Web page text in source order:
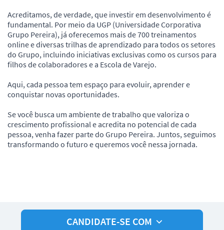
Acreditamos, de verdade, que investir em desenvolvimento é
fundamental. Por meio da UGP (Universidade Corporativa
Grupo Pereira), já oferecemos mais de 700 treinamentos
online e diversas trilhas de aprendizado para todos os setores
do Grupo, incluindo iniciativas exclusivas como os cursos para
filhos de colaboradores e a Escola de Varejo.
Aqui, cada pessoa tem espaço para evoluir, aprender e
conquistar novas oportunidades.
Se você busca um ambiente de trabalho que valoriza o
crescimento profissional e acredita no potencial de cada
pessoa, venha fazer parte do Grupo Pereira. Juntos, seguimos
transformando o futuro e queremos você nessa jornada.
CANDIDATE-SE COM